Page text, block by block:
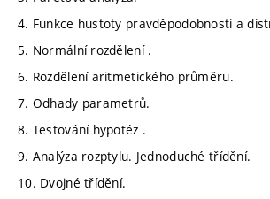
4. Funkce hustoty pravděpodobnosti a
5. Normální rozdělení .
6. Rozdělení aritmetického průměru.
7. Odhady parametrů.
8. Testování hypotéz .
9. Analýza rozptylu. Jednoduché třídění.
10. Dvojné třídění.